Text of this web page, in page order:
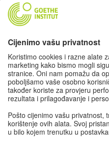
Kurse njemačkog
Portal za nastavnike
Privatnost i pristupačnost
Postavke privatnosti